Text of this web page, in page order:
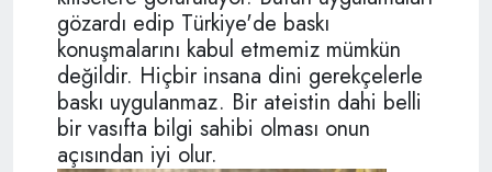
gözardı edip Türkiye'de baskı
konuşmalarını kabul etmemiz mümkün
değildir. Hiçbir insana dini gerekçelerle
baskı uygulanmaz. Bir ateistin dahi belli
bir vasıfta bilgi sahibi olması onun
açısından iyi olur.